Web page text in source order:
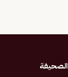
الصحيفة